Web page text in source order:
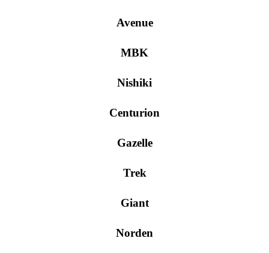
Avenue
MBK
Nishiki
Centurion
Gazelle
Trek
Giant
Norden